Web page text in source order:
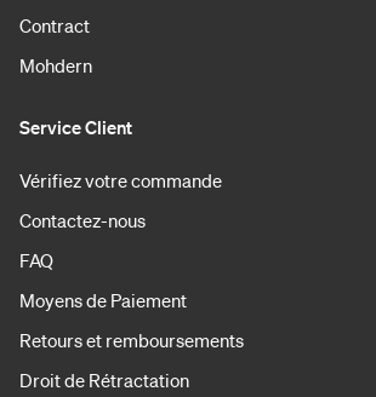
Contract
Mohdern
Service Client
Vérifiez votre commande
Contactez-nous
FAQ
Moyens de Paiement
Retours et remboursements
Droit de Rétractation